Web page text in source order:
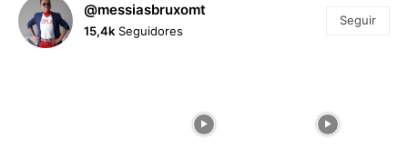
@messiasbruxomt
15,4k Seguidores
Seguir